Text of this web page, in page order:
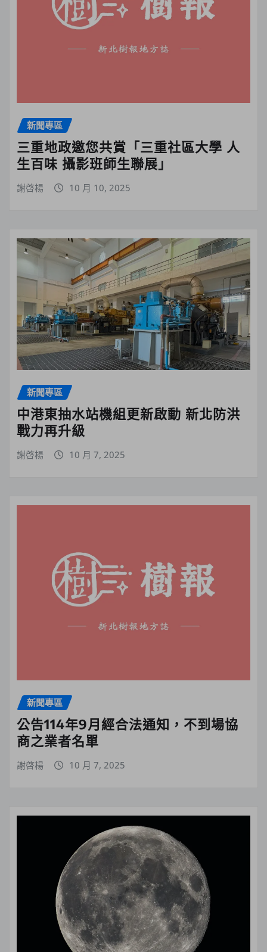
新聞專區
三重地政邀您共賞「三重社區大學 人
生百味 攝影班師生聯展」
謝啓楊 10 月 10, 2025
新聞專區
中港東抽水站機組更新啟動 新北防洪
戰力再升級
謝啓楊 10 月 7, 2025
新聞專區
公告114年9月經合法通知，不到場協
商之業者名單
謝啓楊 10 月 7, 2025